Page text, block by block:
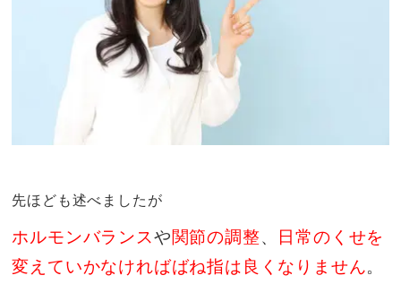
先ほども述べましたが
ホルモンバランスや関節の調整、
日常のくせを
変えていかなければばね指は良くなりません。